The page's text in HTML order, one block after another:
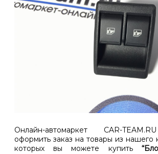
Онлайн-автомаркет CAR-
оформить заказ на товары из нашего
которых вы можете купить